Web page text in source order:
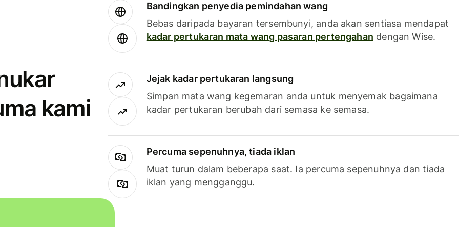
kami
Bandingkan penyedia pemindahan wang
Bebas daripada bayaran tersembunyi, anda akan sentiasa mendapat
kadar pertukaran mata wang pasaran pertengahan dengan Wise.
Jejak kadar pertukaran langsung
Simpan mata wang kegemaran anda untuk menyemak bagaimana
kadar pertukaran berubah dari semasa ke semasa.
Percuma sepenuhnya, tiada iklan
Muat turun dalam beberapa saat. Ia percuma sepenuhnya dan tiada
iklan yang mengganggu.